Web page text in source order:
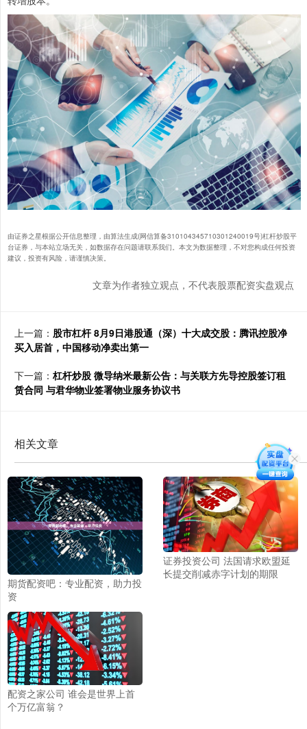
由证券之星根据公开信息整理，由算法生成(网信算备310104345710301240019号)杠杆炒股平
台证券，与本站立场无关，如数据存在问题请联系我们。本文为数据整理，不对您构成任何投资
建议，投资有风险，请谨慎决策。
文章为作者独立观点，不代表股票配资实盘观点
上一篇： 股市杠杆 8月9日港股通（深）十大成交股：腾讯控股净
买入居首，中国移动净卖出第一
下一篇： 杠杆炒股 微导纳米最新公告：与关联方先导控股签订租
赁合同 与君华物业签署物业服务协议书
相关文章
期货配资吧：专业配资，助力投
资
证券投资公司 法国请求欧盟延
长提交削减赤字计划的期限
配资之家公司 谁会是世界上首
个万亿富翁？